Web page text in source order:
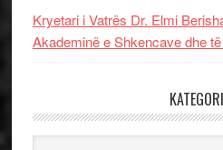
Kryetari i Vatrës Dr. Elmi
Akademinë e Shkencave dhe